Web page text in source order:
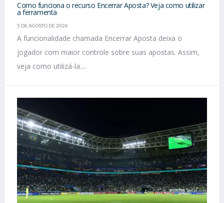
Como funciona o recurso Encerrar Aposta? Veja como utilizar
a ferramenta
5 DE AGOSTO DE 2026
A funcionalidade chamada Encerrar Aposta deixa o
jogador com maior controle sobre suas apostas. Assim,
veja como utilizá-la....